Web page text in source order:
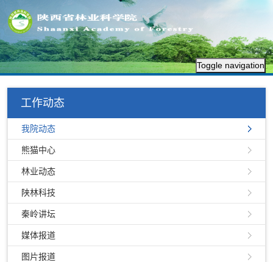
Toggle navigation
工作动态
我院动态
熊猫中心
林业动态
陕林科技
秦岭讲坛
媒体报道
图片报道